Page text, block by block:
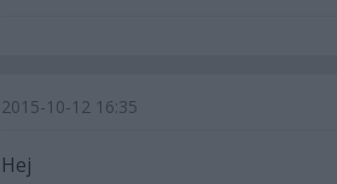
2015-10-12 16:35
Hej